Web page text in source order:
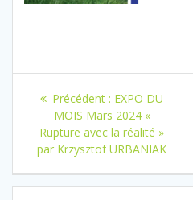
Navigation
de
l’article
Précédent : Article
précédent
:
EXPO DU
MOIS Mars 2024 «
Rupture avec la réalité »
par Krzysztof URBANIAK